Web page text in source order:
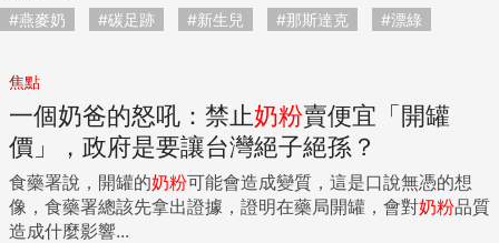
#燕麥奶 #碳足跡 #新生兒 #那斯達克 #漂綠
焦點
一個奶爸的怒吼：禁止奶粉賣便宜「開罐
價」，政府是要讓台灣絕子絕孫？
食藥署說，開罐的奶粉可能會造成變質，這是口說無憑的想
像，食藥署總該先拿出證據，證明在藥局開罐，會對奶粉品質
造成什麼影響...